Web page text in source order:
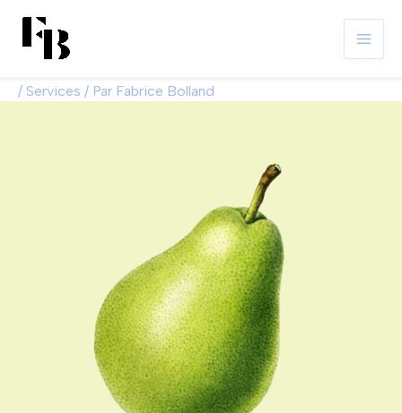
contenu
/ Services / Par Fabrice Bolland